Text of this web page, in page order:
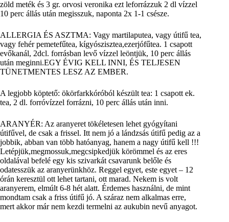
zöld meték és 3 gr. orvosi veronika ezt leforrázzuk 2 dl vízzel
10 perc állás után megisszuk, naponta 2x 1-1 csésze.
ALLERGIA ÉS ASZTMA: Vagy martilaputea, vagy útifű tea,
vagy fehér pemetefűtea, kígyószisztea,ezerjófűtea. 1 csapott
evőkanál, 2dcl. forrásban levő vízzel leöntjük, 10 perc állás
után meginni.EGY ÉVIG KELL INNI, ÉS TELJESEN
TÜNETMENTES LESZ AZ EMBER.
A legjobb köptető: ökörfarkkóróból készült tea: 1 csapott ek.
tea, 2 dl. forróvízzel forrázni, 10 perc állás után inni.
ARANYÉR: Az aranyeret tökéletesen lehet gyógyítani
útifűvel, de csak a frissel. Itt nem jó a lándzsás útifű pedig az a
jobbik, abban van több hatóanyag, hanem a nagy útifű kell !!!
Letépjük,megmossuk,megcsipkedjük körömmel és az eres
oldalával befelé egy kis szivarkát csavarunk belőle és
odatesszük az aranyerünkhöz. Reggel egyet, este egyet – 12
órán keresztül ott lehet tartani, ott marad. Nekem is volt
aranyerem, elmúlt 6-8 hét alatt. Érdemes használni, de mint
mondtam csak a friss útifű jó. A száraz nem alkalmas erre,
mert akkor már nem kezdi termelni az aukubin nevű anyagot.